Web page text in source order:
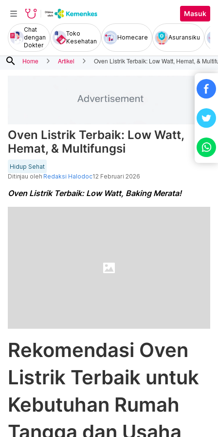
Masuk
Chat
dengan
Dokter
Toko
Kesehatan
Homecare Asuransiku
search Home Artikel Oven Listrik Terbaik: Low Watt, Hemat, &
Oven Listrik Terbaik: Low Watt,
Hemat, & Multifungsi
Hidup Sehat
Ditinjau oleh Redaksi Halodoc12 Februari 2026
Oven Listrik Terbaik: Low Watt, Baking Merata!
Rekomendasi Oven
Listrik Terbaik untuk
Kebutuhan Rumah
Tangga dan Usaha